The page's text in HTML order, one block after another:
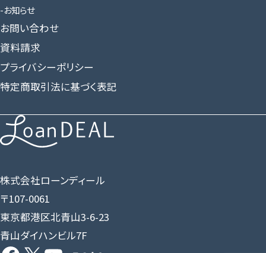
株式会社ローンディール
〒107-0061
東京都港区北青山3-6-23
青山ダイハンビル7F
お知らせ
お問い合わせ
資料請求
プライバシーポリシー
特定商取引法に基づく表記